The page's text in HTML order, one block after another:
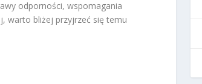
odporności, wspomagania
warto bliżej przyjrzeć się temu